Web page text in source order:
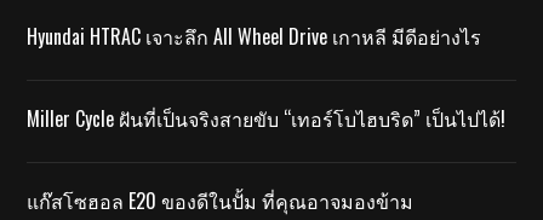
Hyundai HTRAC เจาะลึก All Wheel Drive เกาหลี มีดีอย่างไร
Miller Cycle ฝันที่เป็นจริงสายขับ “เทอร์โบไฮบริด” เป็นไปได้!
แก๊สโซฮอล E20 ของดีในปั้ม ที่คุณอาจมองข้าม